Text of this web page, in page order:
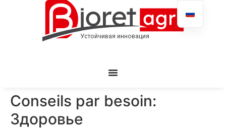
Conseils par besoin:
Здоровье